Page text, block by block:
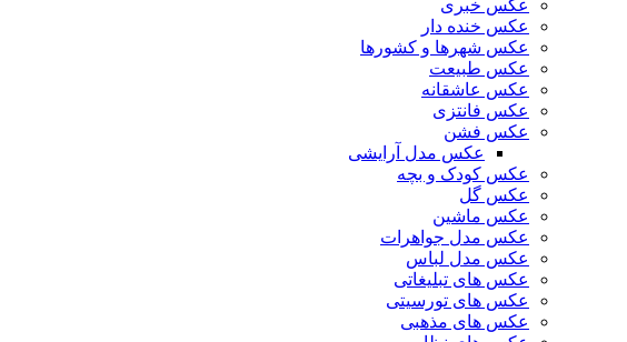
عکس خبری
عکس خنده دار
عکس شهرها و کشورها
عکس طبیعت
عکس عاشقانه
عکس فانتزی
عکس فشن
عکس مدل آرایشی
عکس کودک و بچه
عکس گل
عکس ماشین
عکس مدل جواهرات
عکس مدل لباس
عکس های تبلیغاتی
عکس های تورسیتی
عکس های مذهبی